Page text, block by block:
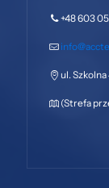
+48 603
ul.
(Strefa